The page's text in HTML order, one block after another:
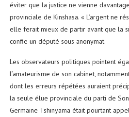
éviter que la justice ne vienne
provinciale de Kinshasa. « L’argent ne
elle ferait mieux de partir avant que la
confie un député sous anonymat.
Les observateurs politiques pointent
l’amateurisme de son cabinet,
dont les erreurs répétées auraient
la seule élue provinciale du parti de
Germaine Tshinyama était pourtant